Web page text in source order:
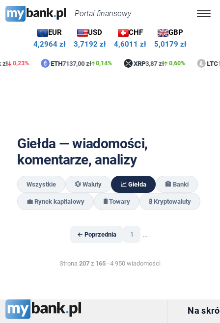
Portal finansowy
EUR
4,2964 zł
USD
3,7192 zł
CHF
4,6011 zł
GBP
5,0179 zł
0,23% ETH7137,00 zł 0,14% XRP3,87 zł 0,60% LTC
Giełda — wiadomości,
komentarze, analizy
Wszystkie 💱 Waluty 📈 Giełda 🏦 Banki
💼 Rynek kapitałowy 🛢️ Towary ₿ Kryptowaluty
← Poprzednia 1 …
Strona 207 z 165 · 4 950 wiadomości
Na